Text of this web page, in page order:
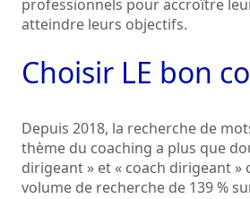
professionnels pour accroître
atteindre leurs objectifs.
Choisir LE bon
Depuis 2018, la recherche de
thème du coaching a plus que
dirigeant » et « coach dirigeant »
volume de recherche de 139 %